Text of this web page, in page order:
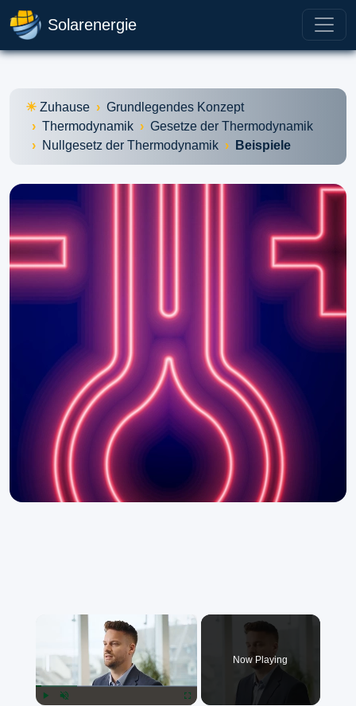
Solarenergie
Zuhause
Grundlegendes Konzept
Thermodynamik
Gesetze der Thermodynamik
Nullgesetz der Thermodynamik
Beispiele
×
Now Playing